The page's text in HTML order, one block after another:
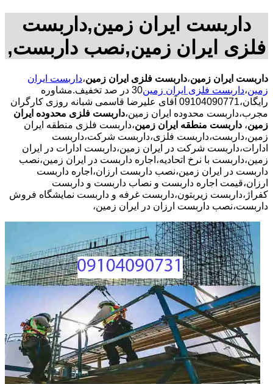
داربست ایران زمین,داربست
فلزی ایران زمین,نصب داربست,
داربست ایران زمین،داربست فلزی ایران زمین،داربست ایران
زمین،داربست فلزی ایران زمین
30 در صد تخفیف.مشاوره
رایگان،09104090771 آقای علیرضا قاسمی شبانه روزی کارگران
مجرب،داربست محدوده ایران زمین،داربست فلزی محدوده ایران
زمین، داربست منطقه ایران زمین،داربست فلزی منطقه ایران
زمین،داربست،داربست فلزی،داربست شرکت،داربست
ادارات،داربست شرکت در ایران زمین،داربست ادارات در ایران
زمین،داربست با نرخ اتحادیه،اجاره داربست در ایران زمین،نصب
داربست در ایران زمین،نصب داربست ارزان،اجاره داربست
ارزان،قیمت اجاره داربست و نصاب داربست و داربست
کفراژ،داربست زیربتون،داربست غرفه و داربست نمایشگاه فروش
داربست،نصب داربست ارزان در ایران زمین،